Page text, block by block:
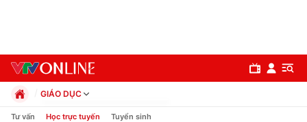
GIÁO DỤC
Chính trị
Tư vấn Học trực tuyến Tuyển sinh